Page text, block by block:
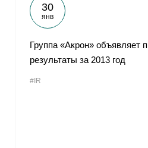
30
янв
Группа «Акрон» объявляет
результаты за 2013 год
#IR